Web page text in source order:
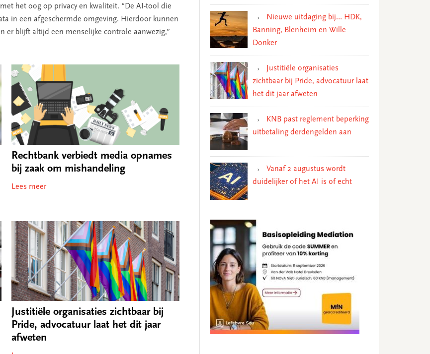
het oog op privacy en kwaliteit. “De AI-tool die
in een afgeschermde omgeving. Hierdoor kunnen
er blijft altijd een menselijke controle aanwezig,”
Rechtbank verbiedt media opnames
bij zaak om mishandeling
Lees meer
Justitiële organisaties zichtbaar bij
Pride, advocatuur laat het dit jaar
afweten
Nieuwe uitdaging bij… HDK,
Banning, Blenheim en Wille
Donker
Justitiële organisaties
zichtbaar bij Pride, advocatuur laat
het dit jaar afweten
KNB past reglement beperking
uitbetaling derdengelden aan
Vanaf 2 augustus wordt
duidelijker of het AI is of echt